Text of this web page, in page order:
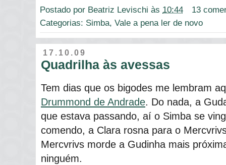
Postado por Beatriz Levischi às 10:44
13
Categorias: Simba, Vale a pena ler de novo
17.10.09
Quadrilha às avessas
Tem dias que os bigodes me lembram
Drummond de Andrade. Do nada, a
que estava passando, aí o Simba se
comendo, a Clara rosna para o
Mercvrivs morde a Gudinha mais
ninguém.